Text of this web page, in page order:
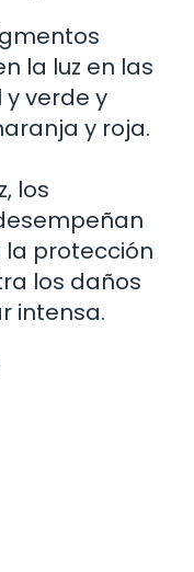
la luz en las
verde y
y roja.
los
protección
los daños
intensa.